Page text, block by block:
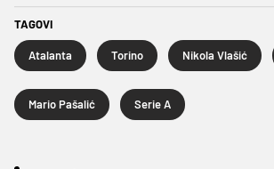
TAGOVI
Atalanta Torino Nikola Vlašić
Mario Pašalić Serie A